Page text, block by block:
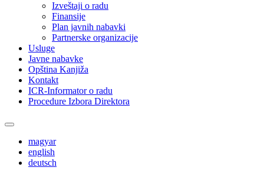
Izveštaji o radu
Finansije
Plan javnih nabavki
Partnerske organizacije
Usluge
Javne nabavke
Opština Kanjiža
Kontakt
ICR-Informator o radu
Procedure Izbora Direktora
magyar
english
deutsch